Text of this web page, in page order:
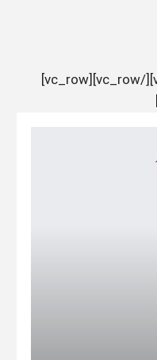
[vc_empty_space][/vc_column][/vc_row][vc_row]